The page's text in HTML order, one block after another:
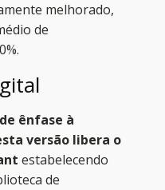
melhorado,
de
ênfase à
versão libera o
estabelecendo
de